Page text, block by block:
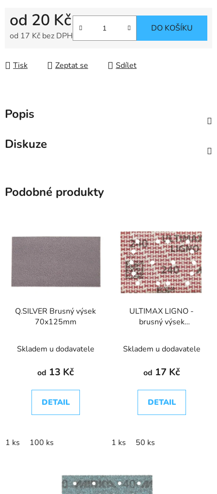
od 20 Kč
od 17 Kč bez DPH
DO KOŠÍKU
Tisk Zeptat se Sdílet
Popis
Diskuze
Podobné produkty
Q.SILVER Brusný výsek
70x125mm
Skladem u dodavatele
od 13 Kč
DETAIL
1 ks 100 ks
ULTIMAX LIGNO -
brusný výsek
Skladem u dodavatele
od 17 Kč
DETAIL
1 ks 50 ks